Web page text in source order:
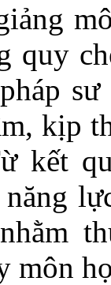
quy
kịp
kết
môn